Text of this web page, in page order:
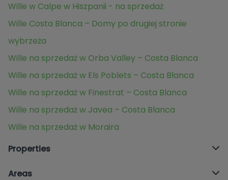
Wille w Calpe w Hiszpanii - na sprzedaż
Wille Costa Blanca – Domy po drugiej stronie
wybrzeża
Wille na sprzedaż w Orba Valley – Costa Blanca
Wille na sprzedaż w Els Poblets – Costa Blanca
Wille na sprzedaż w Finestrat – Costa Blanca
Wille na sprzedaż w Javea – Costa Blanca
Wille na sprzedaż w Moraira
Properties
Areas